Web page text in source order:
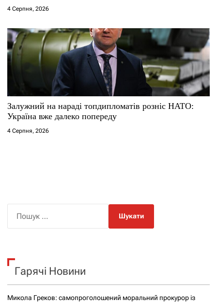
4 Серпня, 2026
Залужний на нараді топдипломатів розніс НАТО:
Україна вже далеко попереду
4 Серпня, 2026
к
Гарячі Новини
Микола Греков: самопроголошений моральний прокурор із